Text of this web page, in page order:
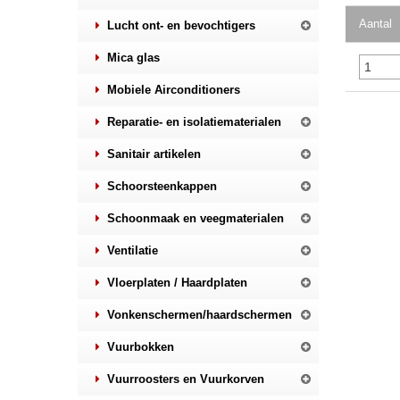
Aantal
Lucht ont- en bevochtigers
Mica glas
Mobiele Airconditioners
Reparatie- en isolatiematerialen
Sanitair artikelen
Schoorsteenkappen
Schoonmaak en veegmaterialen
Ventilatie
Vloerplaten / Haardplaten
Vonkenschermen/haardschermen
Vuurbokken
Vuurroosters en Vuurkorven